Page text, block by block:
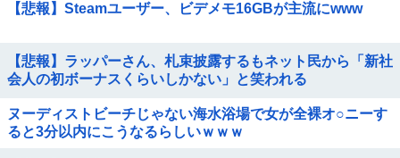
【悲報】Steamユーザー、ビデメモ16GBが主流にwww
【悲報】ラッパーさん、札束披露するもネット民から「新社
会人の初ボーナスくらいしかない」と笑われる
ヌーディストビーチじゃない海水浴場で女が全裸オ○ニーす
ると3分以内にこうなるらしいｗｗｗ